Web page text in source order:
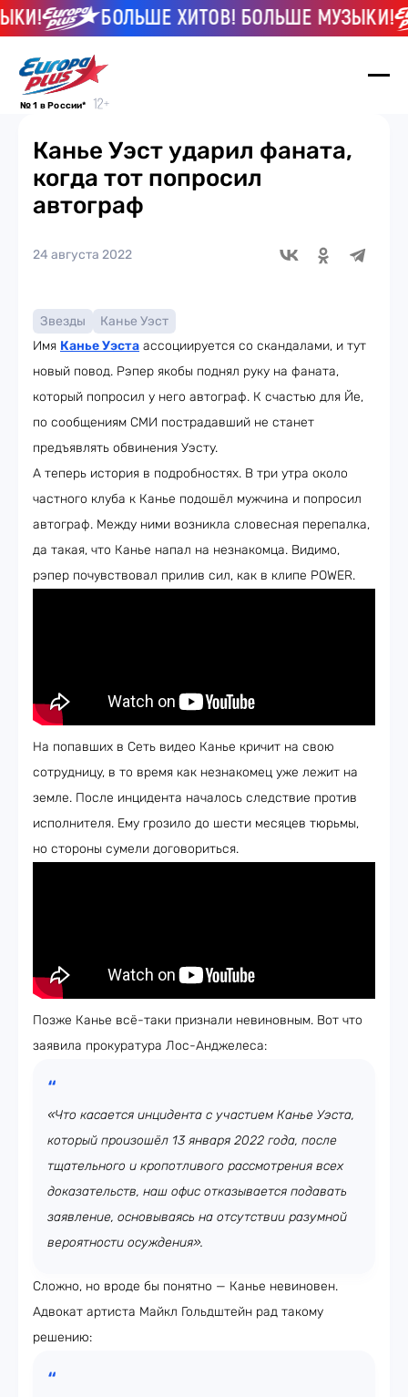
БОЛЬШЕ ХИТОВ! БОЛЬШЕ МУЗЫКИ!
№ 1 в России*
Канье Уэст ударил фаната,
когда тот попросил
автограф
24 августа 2022
Звезды
Канье Уэст
Имя Канье Уэста ассоциируется со скандалами, и тут
новый повод. Рэпер якобы поднял руку на фаната,
который попросил у него автограф. К счастью для Йе,
по сообщениям СМИ пострадавший не станет
предъявлять обвинения Уэсту.
А теперь история в подробностях. В три утра около
частного клуба к Канье подошёл мужчина и попросил
автограф. Между ними возникла словесная перепалка,
да такая, что Канье напал на незнакомца. Видимо,
рэпер почувствовал прилив сил, как в клипе POWER.
На попавших в Сеть видео Канье кричит на свою
сотрудницу, в то время как незнакомец уже лежит на
земле. После инцидента началось следствие против
исполнителя. Ему грозило до шести месяцев тюрьмы,
но стороны сумели договориться.
Позже Канье всё-таки признали невиновным. Вот что
заявила прокуратура Лос-Анджелеса:
«Что касается инцидента с участием Канье Уэста,
который произошёл 13 января 2022 года, после
тщательного и кропотливого рассмотрения всех
доказательств, наш офис отказывается подавать
заявление, основываясь на отсутствии разумной
вероятности осуждения».
Сложно, но вроде бы понятно — Канье невиновен.
Адвокат артиста Майкл Гольдштейн рад такому
решению: